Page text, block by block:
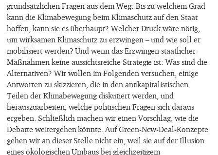
grundsätzlichen Fragen aus dem Weg: Bis zu welchem Grad
kann die Klimabewegung beim Klimaschutz auf den Staat
hoffen, kann sie es überhaupt? Welcher Druck wäre nötig,
um wirksamen Klimaschutz zu erzwingen – und wie soll er
mobilisiert werden? Und wenn das Erzwingen staatlicher
Maßnahmen keine aussichtsreiche Strategie ist: Was sind die
Alternativen? Wir wollen im Folgenden versuchen, einige
Antworten zu skizzieren, die in den antikapitalistischen
Teilen der Klimabewegung diskutiert werden, und
herauszuarbeiten, welche politischen Fragen sich daraus
ergeben. Schließlich machen wir einen Vorschlag, wie die
Debatte weitergehen könnte. Auf Green-New-Deal-Konzepte
gehen wir an dieser Stelle nicht ein, weil sie auf der Illusion
eines ökologischen Umbaus bei gleichzeitigem